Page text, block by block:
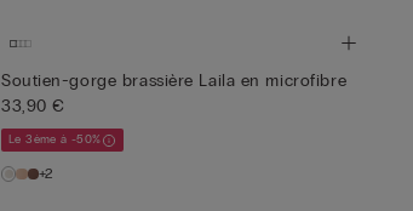
Soutien-gorge brassière Laila en microfibre
33,90 €
Le 3ème à -50%
+2